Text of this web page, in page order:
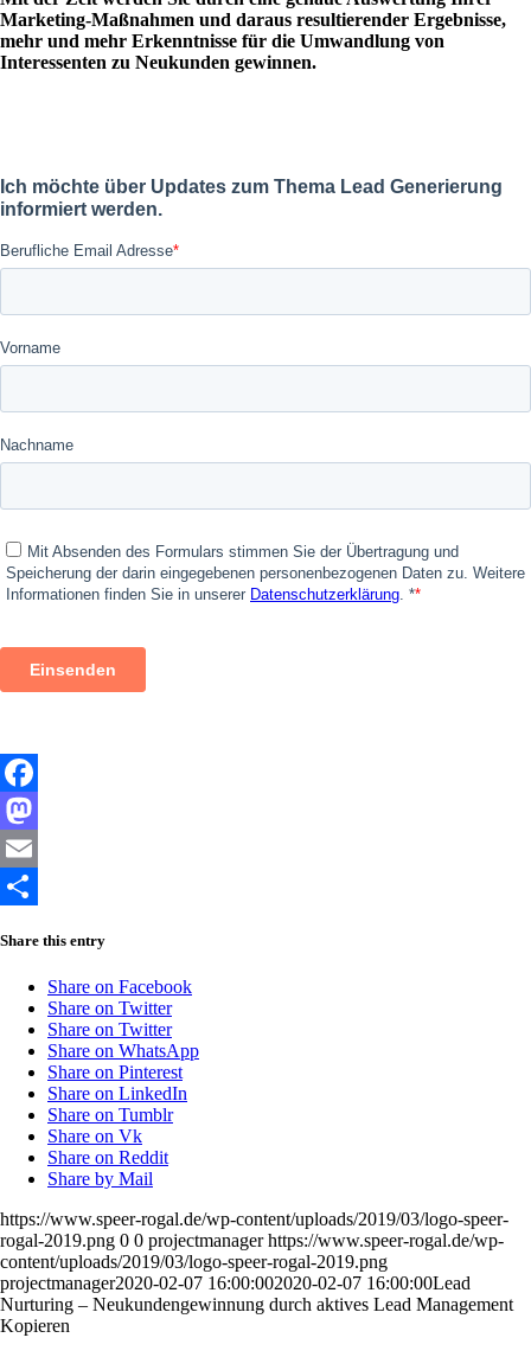
Marketing-Maßnahmen und daraus resultierender Ergebnisse,
mehr und mehr Erkenntnisse für die Umwandlung von
Interessenten zu Neukunden gewinnen.
Facebook
Mastodon
Email
Share this entry
Share on Facebook
Share on Twitter
Share on Twitter
Share on WhatsApp
Share on Pinterest
Share on LinkedIn
Share on Tumblr
Share on Vk
Share on Reddit
Share by Mail
https://www.speer-rogal.de/wp-content/uploads/2019/03/logo-speer-
rogal-2019.png 0 0 projectmanager https://www.speer-rogal.de/wp-
content/uploads/2019/03/logo-speer-rogal-2019.png
projectmanager2020-02-07 16:00:002020-02-07 16:00:00Lead
Nurturing – Neukundengewinnung durch aktives Lead Management
Kopieren